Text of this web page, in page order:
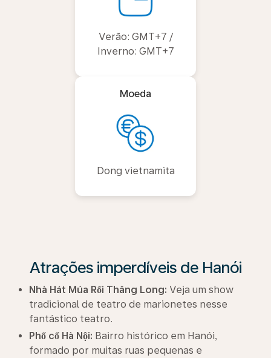
Verão: GMT+7 /
Inverno: GMT+7
Moeda
Dong vietnamita
Atrações imperdíveis de Hanói
Nhà Hát Múa Rối Thăng Long: Veja um show
tradicional de teatro de marionetes nesse
fantástico teatro.
Phố cổ Hà Nội: Bairro histórico em Hanói,
formado por muitas ruas pequenas e